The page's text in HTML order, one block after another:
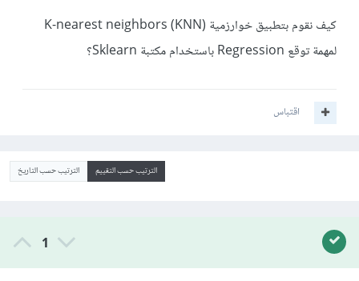
كيف نقوم بتطبيق خوارزمية K-nearest neighbors (KNN)
لمهمة توقع Regression باستخدام مكتبة Sklearn؟
اقتباس
الترتيب حسب التقييم الترتيب حسب التاريخ
1